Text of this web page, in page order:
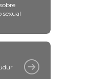
sexual